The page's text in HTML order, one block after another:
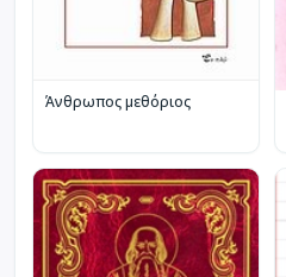
Άνθρωπος μεθόριος